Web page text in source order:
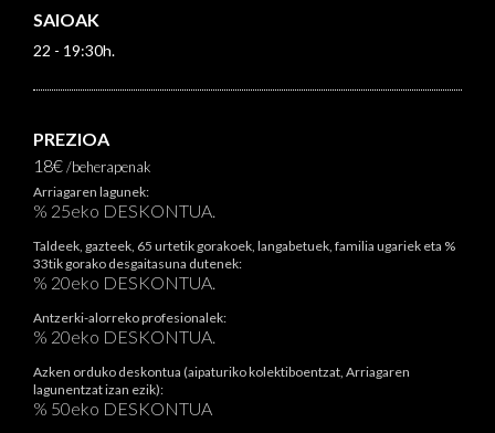
SAIOAK
22 - 19:30h.
PREZIOA
18€/beherapenak
Arriagaren lagunek:
% 25eko DESKONTUA.
Taldeek, gazteek, 65 urtetik gorakoek, langabetuek, familia ugariek eta %
33tik gorako desgaitasuna dutenek:
% 20eko DESKONTUA.
Antzerki-alorreko profesionalek:
% 20eko DESKONTUA.
Azken orduko deskontua (aipaturiko kolektiboentzat, Arriagaren
lagunentzat izan ezik):
% 50eko DESKONTUA